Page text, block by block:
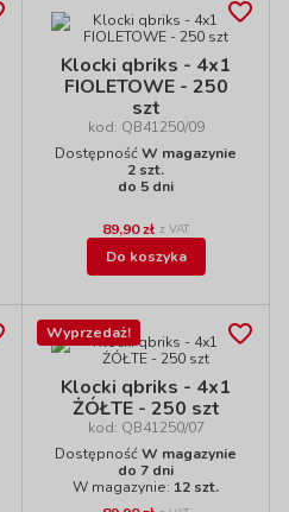
Klocki qbriks - 4x1
FIOLETOWE - 250
szt
kod: QB41250/09
DostępnośćW magazynie
2 szt.
do 5 dni
89,90 zł z VAT
Do koszyka
Wyprzedaż!
Klocki qbriks - 4x1
ŻÓŁTE - 250 szt
kod: QB41250/07
DostępnośćW magazynie
do 7 dni
W magazynie: 12 szt.